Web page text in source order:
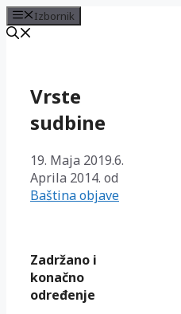
Izbornik
sadržajVrste
sudbine
19. Maja 2019.6.
Aprila 2014. od
Baština objave
Zadržano i
konačno
određenje